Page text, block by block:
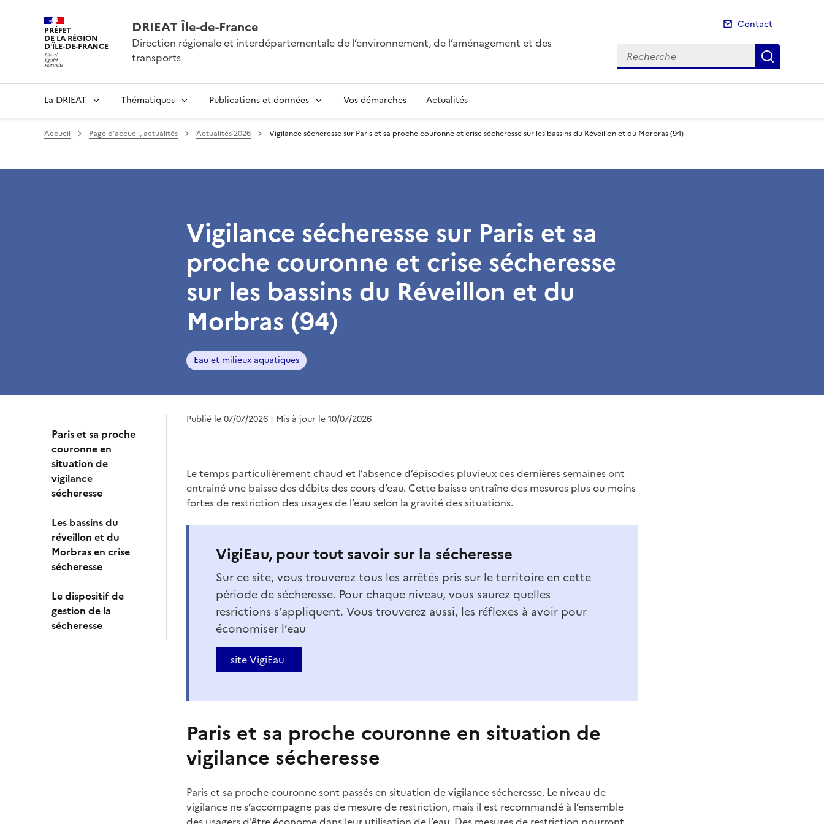
PRÉFET
DE LA RÉGION
D'ÎLE-DE-FRANCE
DRIEAT Île-de-France
Direction régionale et interdépartementale de l’environnement, de l’aménagement et des
transports
Contact
Recherche
La DRIEAT Thématiques Publications et données Vos démarches Actualités
Accueil Page d’accueil, actualités Actualités 2026 Vigilance sécheresse sur Paris et sa proche couronne et crise sécheresse sur les bassins du Réveillon et du Morbras (94)
Paris et sa proche
couronne en
situation de
vigilance
sécheresse
Les bassins du
réveillon et du
Morbras en crise
sécheresse
Le dispositif de
gestion de la
sécheresse
Vigilance sécheresse sur Paris et sa
proche couronne et crise sécheresse
sur les bassins du Réveillon et du
Morbras (94)
Eau et milieux aquatiques
Publié le 07/07/2026 | Mis à jour le 10/07/2026
Le temps particulièrement chaud et l’absence d’épisodes pluvieux ces dernières semaines ont
entrainé une baisse des débits des cours d’eau. Cette baisse entraîne des mesures plus ou moins
fortes de restriction des usages de l’eau selon la gravité des situations.
VigiEau, pour tout savoir sur la sécheresse
Sur ce site, vous trouverez tous les arrêtés pris sur le territoire en cette
période de sécheresse. Pour chaque niveau, vous saurez quelles
resrictions s’appliquent. Vous trouverez aussi, les réflexes à avoir pour
économiser l’eau
site VigiEau
Paris et sa proche couronne en situation de
vigilance sécheresse
Paris et sa proche couronne sont passés en situation de vigilance sécheresse. Le niveau de
vigilance ne s’accompagne pas de mesure de restriction, mais il est recommandé à l’ensemble